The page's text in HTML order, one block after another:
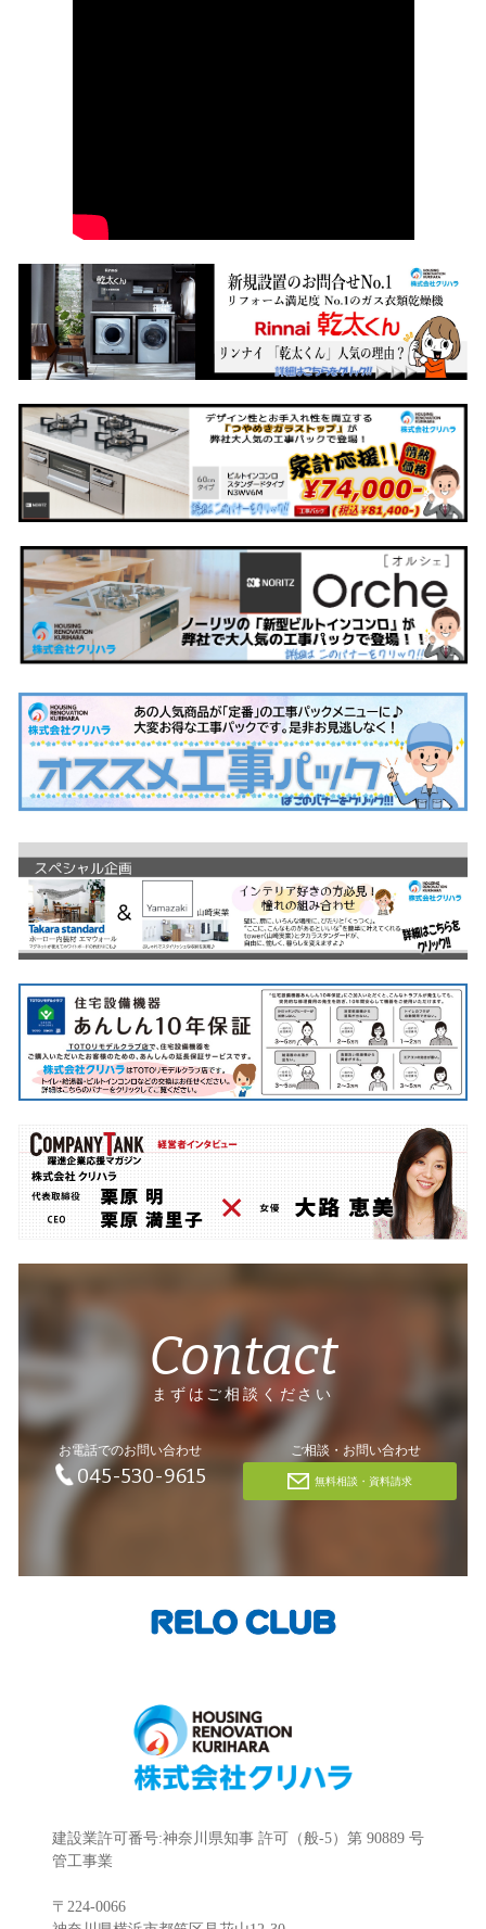
Contact
まずはご相談ください
お電話でのお問い合わせ
045-530-9615
ご相談・お問い合わせ
無料相談・資料請求
建設業許可番号:神奈川県知事 許可（般-5）第 90889 号
管工事業
〒224-0066